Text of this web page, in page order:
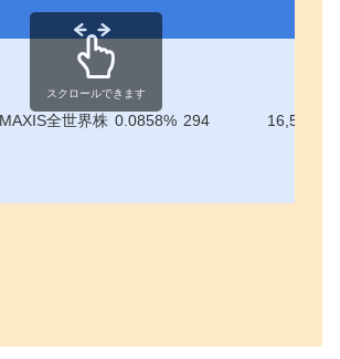
MAXIS全世界株 0.0858% 294 16,500
スクロールできます